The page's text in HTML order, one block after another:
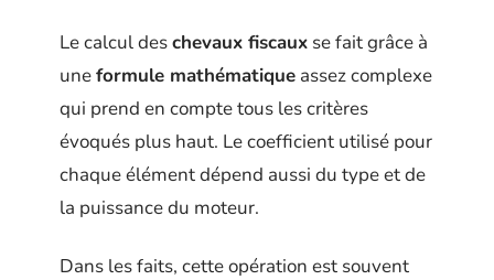
Le calcul deschevaux fiscaux se fait grâce à
uneformule mathématique assez complexe
qui prend en compte tous les critères
évoqués plus haut. Le coefficient utilisé pour
chaque élément dépend aussi du type et de
la puissance du moteur.
Dans les faits, cette opération est souvent